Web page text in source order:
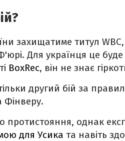
захищатиме титул
Для українця це буде
BoxRec, він не знає
другий бій за
Фінверу.
протистояння, однак
для Усика та навіть